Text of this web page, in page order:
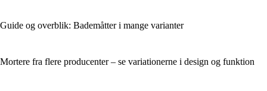
Guide og overblik: Bademåtter i mange varianter
Mortere fra flere producenter – se variationerne i design og funktion